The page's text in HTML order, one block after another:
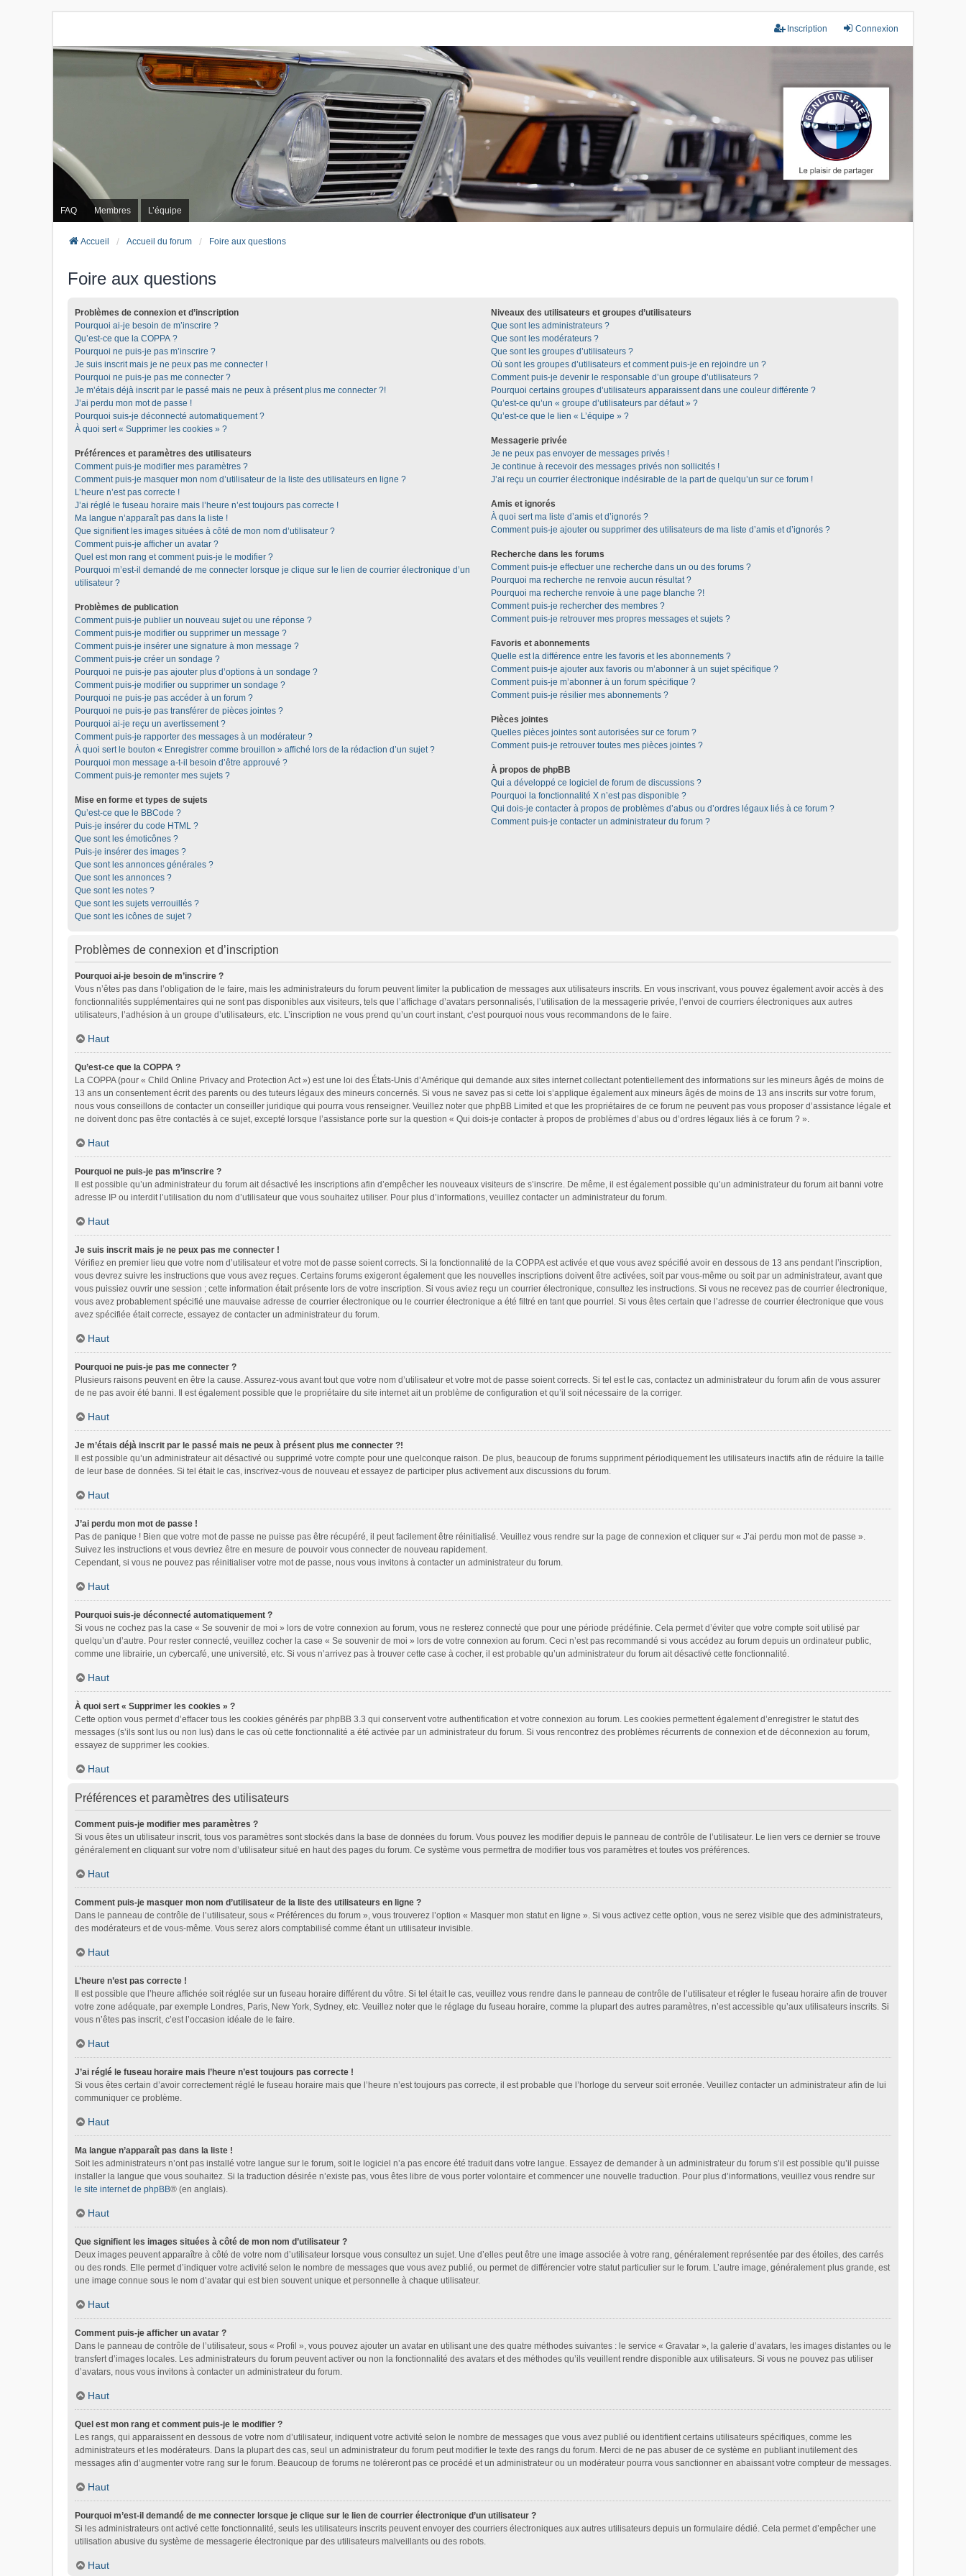
Connexion
Inscription
FAQ Membres L’équipe
Accueil Accueil du forum Foire aux questions
Foire aux questions
Problèmes de connexion et d’inscription
Pourquoi ai-je besoin de m’inscrire ?
Qu’est-ce que la COPPA ?
Pourquoi ne puis-je pas m’inscrire ?
Je suis inscrit mais je ne peux pas me connecter !
Pourquoi ne puis-je pas me connecter ?
Je m’étais déjà inscrit par le passé mais ne peux à présent plus me connecter ?!
J’ai perdu mon mot de passe !
Pourquoi suis-je déconnecté automatiquement ?
À quoi sert « Supprimer les cookies » ?
Préférences et paramètres des utilisateurs
Comment puis-je modifier mes paramètres ?
Comment puis-je masquer mon nom d’utilisateur de la liste des utilisateurs en ligne ?
L’heure n’est pas correcte !
J’ai réglé le fuseau horaire mais l’heure n’est toujours pas correcte !
Ma langue n’apparaît pas dans la liste !
Que signifient les images situées à côté de mon nom d’utilisateur ?
Comment puis-je afficher un avatar ?
Quel est mon rang et comment puis-je le modifier ?
Pourquoi m’est-il demandé de me connecter lorsque je clique sur le lien de courrier électronique d’un
utilisateur ?
Problèmes de publication
Comment puis-je publier un nouveau sujet ou une réponse ?
Comment puis-je modifier ou supprimer un message ?
Comment puis-je insérer une signature à mon message ?
Comment puis-je créer un sondage ?
Pourquoi ne puis-je pas ajouter plus d’options à un sondage ?
Comment puis-je modifier ou supprimer un sondage ?
Pourquoi ne puis-je pas accéder à un forum ?
Pourquoi ne puis-je pas transférer de pièces jointes ?
Pourquoi ai-je reçu un avertissement ?
Comment puis-je rapporter des messages à un modérateur ?
À quoi sert le bouton « Enregistrer comme brouillon » affiché lors de la rédaction d’un sujet ?
Pourquoi mon message a-t-il besoin d’être approuvé ?
Comment puis-je remonter mes sujets ?
Mise en forme et types de sujets
Qu’est-ce que le BBCode ?
Puis-je insérer du code HTML ?
Que sont les émoticônes ?
Puis-je insérer des images ?
Que sont les annonces générales ?
Que sont les annonces ?
Que sont les notes ?
Que sont les sujets verrouillés ?
Que sont les icônes de sujet ?
Niveaux des utilisateurs et groupes d’utilisateurs
Que sont les administrateurs ?
Que sont les modérateurs ?
Que sont les groupes d’utilisateurs ?
Où sont les groupes d’utilisateurs et comment puis-je en rejoindre un ?
Comment puis-je devenir le responsable d’un groupe d’utilisateurs ?
Pourquoi certains groupes d’utilisateurs apparaissent dans une couleur différente ?
Qu’est-ce qu’un « groupe d’utilisateurs par défaut » ?
Qu’est-ce que le lien « L’équipe » ?
Messagerie privée
Je ne peux pas envoyer de messages privés !
Je continue à recevoir des messages privés non sollicités !
J’ai reçu un courrier électronique indésirable de la part de quelqu’un sur ce forum !
Amis et ignorés
À quoi sert ma liste d’amis et d’ignorés ?
Comment puis-je ajouter ou supprimer des utilisateurs de ma liste d’amis et d’ignorés ?
Recherche dans les forums
Comment puis-je effectuer une recherche dans un ou des forums ?
Pourquoi ma recherche ne renvoie aucun résultat ?
Pourquoi ma recherche renvoie à une page blanche ?!
Comment puis-je rechercher des membres ?
Comment puis-je retrouver mes propres messages et sujets ?
Favoris et abonnements
Quelle est la différence entre les favoris et les abonnements ?
Comment puis-je ajouter aux favoris ou m’abonner à un sujet spécifique ?
Comment puis-je m’abonner à un forum spécifique ?
Comment puis-je résilier mes abonnements ?
Pièces jointes
Quelles pièces jointes sont autorisées sur ce forum ?
Comment puis-je retrouver toutes mes pièces jointes ?
À propos de phpBB
Qui a développé ce logiciel de forum de discussions ?
Pourquoi la fonctionnalité X n’est pas disponible ?
Qui dois-je contacter à propos de problèmes d’abus ou d’ordres légaux liés à ce forum ?
Comment puis-je contacter un administrateur du forum ?
Problèmes de connexion et d’inscription
Pourquoi ai-je besoin de m’inscrire ?
Vous n’êtes pas dans l’obligation de le faire, mais les administrateurs du forum peuvent limiter la publication de messages aux utilisateurs inscrits. En vous inscrivant, vous pouvez également avoir accès à des
fonctionnalités supplémentaires qui ne sont pas disponibles aux visiteurs, tels que l’affichage d’avatars personnalisés, l’utilisation de la messagerie privée, l’envoi de courriers électroniques aux autres
utilisateurs, l’adhésion à un groupe d’utilisateurs, etc. L’inscription ne vous prend qu’un court instant, c’est pourquoi nous vous recommandons de le faire.
Haut
Qu’est-ce que la COPPA ?
La COPPA (pour « Child Online Privacy and Protection Act ») est une loi des États-Unis d’Amérique qui demande aux sites internet collectant potentiellement des informations sur les mineurs âgés de moins de
13 ans un consentement écrit des parents ou des tuteurs légaux des mineurs concernés. Si vous ne savez pas si cette loi s’applique également aux mineurs âgés de moins de 13 ans inscrits sur votre forum,
nous vous conseillons de contacter un conseiller juridique qui pourra vous renseigner. Veuillez noter que phpBB Limited et que les propriétaires de ce forum ne peuvent pas vous proposer d’assistance légale et
ne doivent donc pas être contactés à ce sujet, excepté lorsque l’assistance porte sur la question « Qui dois-je contacter à propos de problèmes d’abus ou d’ordres légaux liés à ce forum ? ».
Haut
Pourquoi ne puis-je pas m’inscrire ?
Il est possible qu’un administrateur du forum ait désactivé les inscriptions afin d’empêcher les nouveaux visiteurs de s’inscrire. De même, il est également possible qu’un administrateur du forum ait banni votre
adresse IP ou interdit l’utilisation du nom d’utilisateur que vous souhaitez utiliser. Pour plus d’informations, veuillez contacter un administrateur du forum.
Haut
Je suis inscrit mais je ne peux pas me connecter !
Vérifiez en premier lieu que votre nom d’utilisateur et votre mot de passe soient corrects. Si la fonctionnalité de la COPPA est activée et que vous avez spécifié avoir en dessous de 13 ans pendant l’inscription,
vous devrez suivre les instructions que vous avez reçues. Certains forums exigeront également que les nouvelles inscriptions doivent être activées, soit par vous-même ou soit par un administrateur, avant que
vous puissiez ouvrir une session ; cette information était présente lors de votre inscription. Si vous aviez reçu un courrier électronique, consultez les instructions. Si vous ne recevez pas de courrier électronique,
vous avez probablement spécifié une mauvaise adresse de courrier électronique ou le courrier électronique a été filtré en tant que pourriel. Si vous êtes certain que l’adresse de courrier électronique que vous
avez spécifiée était correcte, essayez de contacter un administrateur du forum.
Haut
Pourquoi ne puis-je pas me connecter ?
Plusieurs raisons peuvent en être la cause. Assurez-vous avant tout que votre nom d’utilisateur et votre mot de passe soient corrects. Si tel est le cas, contactez un administrateur du forum afin de vous assurer
de ne pas avoir été banni. Il est également possible que le propriétaire du site internet ait un problème de configuration et qu’il soit nécessaire de la corriger.
Haut
Je m’étais déjà inscrit par le passé mais ne peux à présent plus me connecter ?!
Il est possible qu’un administrateur ait désactivé ou supprimé votre compte pour une quelconque raison. De plus, beaucoup de forums suppriment périodiquement les utilisateurs inactifs afin de réduire la taille
de leur base de données. Si tel était le cas, inscrivez-vous de nouveau et essayez de participer plus activement aux discussions du forum.
Haut
J’ai perdu mon mot de passe !
Pas de panique ! Bien que votre mot de passe ne puisse pas être récupéré, il peut facilement être réinitialisé. Veuillez vous rendre sur la page de connexion et cliquer sur « J’ai perdu mon mot de passe ».
Suivez les instructions et vous devriez être en mesure de pouvoir vous connecter de nouveau rapidement.
Cependant, si vous ne pouvez pas réinitialiser votre mot de passe, nous vous invitons à contacter un administrateur du forum.
Haut
Pourquoi suis-je déconnecté automatiquement ?
Si vous ne cochez pas la case « Se souvenir de moi » lors de votre connexion au forum, vous ne resterez connecté que pour une période prédéfinie. Cela permet d’éviter que votre compte soit utilisé par
quelqu’un d’autre. Pour rester connecté, veuillez cocher la case « Se souvenir de moi » lors de votre connexion au forum. Ceci n’est pas recommandé si vous accédez au forum depuis un ordinateur public,
comme une librairie, un cybercafé, une université, etc. Si vous n’arrivez pas à trouver cette case à cocher, il est probable qu’un administrateur du forum ait désactivé cette fonctionnalité.
Haut
À quoi sert « Supprimer les cookies » ?
Cette option vous permet d’effacer tous les cookies générés par phpBB 3.3 qui conservent votre authentification et votre connexion au forum. Les cookies permettent également d’enregistrer le statut des
messages (s’ils sont lus ou non lus) dans le cas où cette fonctionnalité a été activée par un administrateur du forum. Si vous rencontrez des problèmes récurrents de connexion et de déconnexion au forum,
essayez de supprimer les cookies.
Haut
Préférences et paramètres des utilisateurs
Comment puis-je modifier mes paramètres ?
Si vous êtes un utilisateur inscrit, tous vos paramètres sont stockés dans la base de données du forum. Vous pouvez les modifier depuis le panneau de contrôle de l’utilisateur. Le lien vers ce dernier se trouve
généralement en cliquant sur votre nom d’utilisateur situé en haut des pages du forum. Ce système vous permettra de modifier tous vos paramètres et toutes vos préférences.
Haut
Comment puis-je masquer mon nom d’utilisateur de la liste des utilisateurs en ligne ?
Dans le panneau de contrôle de l’utilisateur, sous « Préférences du forum », vous trouverez l’option « Masquer mon statut en ligne ». Si vous activez cette option, vous ne serez visible que des administrateurs,
des modérateurs et de vous-même. Vous serez alors comptabilisé comme étant un utilisateur invisible.
Haut
L’heure n’est pas correcte !
Il est possible que l’heure affichée soit réglée sur un fuseau horaire différent du vôtre. Si tel était le cas, veuillez vous rendre dans le panneau de contrôle de l’utilisateur et régler le fuseau horaire afin de trouver
votre zone adéquate, par exemple Londres, Paris, New York, Sydney, etc. Veuillez noter que le réglage du fuseau horaire, comme la plupart des autres paramètres, n’est accessible qu’aux utilisateurs inscrits. Si
vous n’êtes pas inscrit, c’est l’occasion idéale de le faire.
Haut
J’ai réglé le fuseau horaire mais l’heure n’est toujours pas correcte !
Si vous êtes certain d’avoir correctement réglé le fuseau horaire mais que l’heure n’est toujours pas correcte, il est probable que l’horloge du serveur soit erronée. Veuillez contacter un administrateur afin de lui
communiquer ce problème.
Haut
Ma langue n’apparaît pas dans la liste !
Soit les administrateurs n’ont pas installé votre langue sur le forum, soit le logiciel n’a pas encore été traduit dans votre langue. Essayez de demander à un administrateur du forum s’il est possible qu’il puisse
installer la langue que vous souhaitez. Si la traduction désirée n’existe pas, vous êtes libre de vous porter volontaire et commencer une nouvelle traduction. Pour plus d’informations, veuillez vous rendre sur
le site internet de phpBB® (en anglais).
Haut
Que signifient les images situées à côté de mon nom d’utilisateur ?
Deux images peuvent apparaître à côté de votre nom d’utilisateur lorsque vous consultez un sujet. Une d’elles peut être une image associée à votre rang, généralement représentée par des étoiles, des carrés
ou des ronds. Elle permet d’indiquer votre activité selon le nombre de messages que vous avez publié, ou permet de différencier votre statut particulier sur le forum. L’autre image, généralement plus grande, est
une image connue sous le nom d’avatar qui est bien souvent unique et personnelle à chaque utilisateur.
Haut
Comment puis-je afficher un avatar ?
Dans le panneau de contrôle de l’utilisateur, sous « Profil », vous pouvez ajouter un avatar en utilisant une des quatre méthodes suivantes : le service « Gravatar », la galerie d’avatars, les images distantes ou le
transfert d’images locales. Les administrateurs du forum peuvent activer ou non la fonctionnalité des avatars et des méthodes qu’ils veuillent rendre disponible aux utilisateurs. Si vous ne pouvez pas utiliser
d’avatars, nous vous invitons à contacter un administrateur du forum.
Haut
Quel est mon rang et comment puis-je le modifier ?
Les rangs, qui apparaissent en dessous de votre nom d’utilisateur, indiquent votre activité selon le nombre de messages que vous avez publié ou identifient certains utilisateurs spécifiques, comme les
administrateurs et les modérateurs. Dans la plupart des cas, seul un administrateur du forum peut modifier le texte des rangs du forum. Merci de ne pas abuser de ce système en publiant inutilement des
messages afin d’augmenter votre rang sur le forum. Beaucoup de forums ne toléreront pas ce procédé et un administrateur ou un modérateur pourra vous sanctionner en abaissant votre compteur de messages.
Haut
Pourquoi m’est-il demandé de me connecter lorsque je clique sur le lien de courrier électronique d’un utilisateur ?
Si les administrateurs ont activé cette fonctionnalité, seuls les utilisateurs inscrits peuvent envoyer des courriers électroniques aux autres utilisateurs depuis un formulaire dédié. Cela permet d’empêcher une
utilisation abusive du système de messagerie électronique par des utilisateurs malveillants ou des robots.
Haut